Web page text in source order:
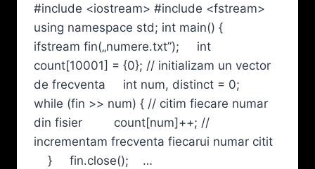
PRIMA
LINIE
UN
CARACTER
C,
PE
A
DOUA
DOUĂ
CARACTERE
#include <iostream> #include <fstream>
using namespace std; int main() {
ifstream fin(„numere.txt”); int
count[10001] = {0}; // initializam un vector
de frecventa int num, distinct = 0;
while (fin >> num) { // citim fiecare numar
din fisier count[num]++; //
incrementam frecventa fiecarui numar citit
} fin.close(); …